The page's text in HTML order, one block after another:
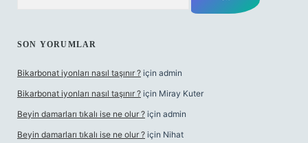
SON YORUMLAR
Bikarbonat iyonları nasıl taşınır ? için admin
Bikarbonat iyonları nasıl taşınır ? için Miray Kuter
Beyin damarları tıkalı ise ne olur ? için admin
Beyin damarları tıkalı ise ne olur ? için Nihat